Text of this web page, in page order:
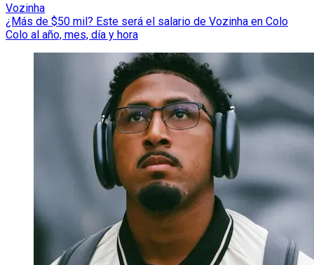
Vozinha
¿Más de $50 mil? Este será el salario de Vozinha en Colo
Colo al año, mes, día y hora